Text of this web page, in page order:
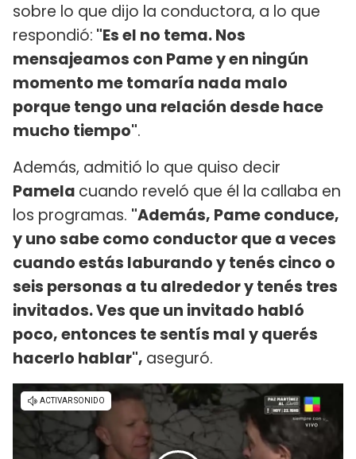
sobre lo que dijo la conductora, a lo que
respondió: "Es el no tema. Nos
mensajeamos con Pame y en ningún
momento me tomaría nada malo
porque tengo una relación desde hace
mucho tiempo".
Además, admitió lo que quiso decir
Pamela cuando reveló que él la callaba en
los programas. "Además, Pame conduce,
y uno sabe como conductor que a veces
cuando estás laburando y tenés cinco o
seis personas a tu alrededor y tenés tres
invitados. Ves que un invitado habló
poco, entonces te sentís mal y querés
hacerlo hablar", aseguró.